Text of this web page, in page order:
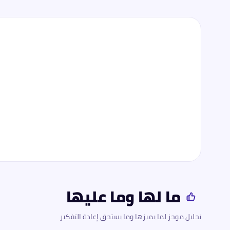
ما لها وما عليها
تحليل موجز لما يميزها وما يستحق إعادة التفكير